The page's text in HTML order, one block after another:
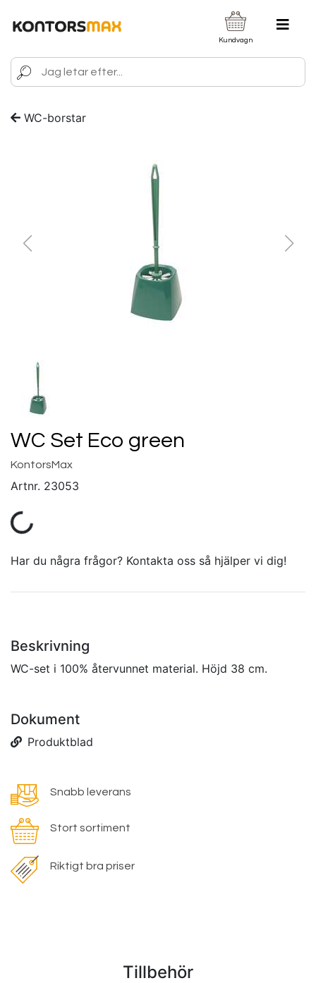
Kundvagn
WC-borstar
WC Set Eco green
KontorsMax
Artnr. 23053
Har du några frågor? Kontakta oss så hjälper vi dig!
Beskrivning
WC-set i 100% återvunnet material. Höjd 38 cm.
Dokument
Produktblad
Snabb leverans
Stort sortiment
Riktigt bra priser
Tillbehör